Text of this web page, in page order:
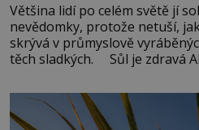
Většina lidí po celém světě jí
nevědomky, protože netuší,
skrývá v průmyslově
těch sladkých. Sůl je zdravá
základní složky– sodík a chlór
správné hospodaření